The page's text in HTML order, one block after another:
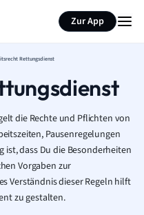
Zur App
Rettungsdienst
die Rechte und Pflichten von
Pausenregelungen
dass Du die Besonderheiten
Vorgaben zur
Verständnis dieser Regeln hilft
zu gestalten.